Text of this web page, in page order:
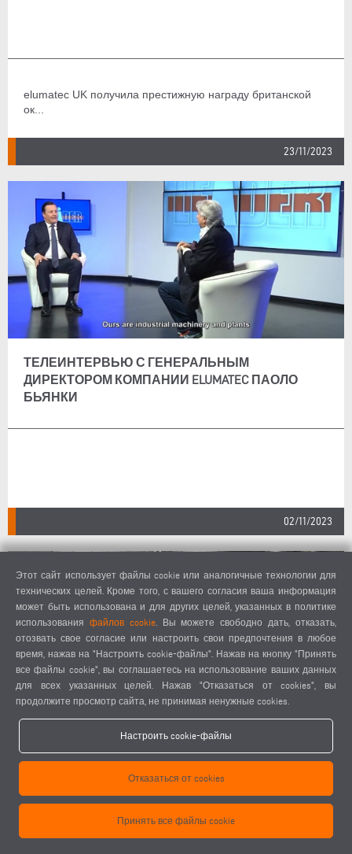
elumatec UK получила престижную награду британской
ок...
23/11/2023
ТЕЛЕИНТЕРВЬЮ С ГЕНЕРАЛЬНЫМ
ДИРЕКТОРОМ КОМПАНИИ ELUMATEC ПАОЛО
БЬЯНКИ
02/11/2023
ELUMATEC INSIGHT 2023: РЕШЕНИЕ ДЛЯ
БЕСШОВНОЙ СВАРКИ СТАЛО СЕНСАЦИЕЙ НА
ТЕРРИТОРИИ ИНФОЦЕНТРА В МЮЛАКЕРЕ
Этот сайт использует файлы cookie или аналогичные технологии для
технических целей. Кроме того, с вашего согласия ваша информация
может быть использована и для других целей, указанных в политике
использования файлов cookie. Вы можете свободно дать, отказать,
отозвать свое согласие или настроить свои предпочтения в любое
время, нажав на "Настроить cookie-файлы". Нажав на кнопку "Принять
все файлы cookie", вы соглашаетесь на использование ваших данных
для всех указанных целей. Нажав "Отказаться от cookies", вы
продолжите просмотр сайта, не принимая ненужные cookies.
Настроить cookie-файлы
Отказаться от cookies
Принять все файлы cookie